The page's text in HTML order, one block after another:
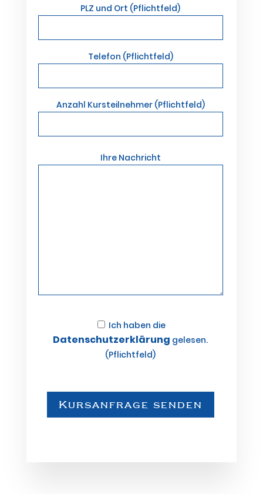
PLZ und Ort (Pflichtfeld)
Telefon (Pflichtfeld)
Anzahl Kursteilnehmer (Pflichtfeld)
Ihre Nachricht
Ich haben die
Datenschutzerklärung gelesen.
(Pflichtfeld)